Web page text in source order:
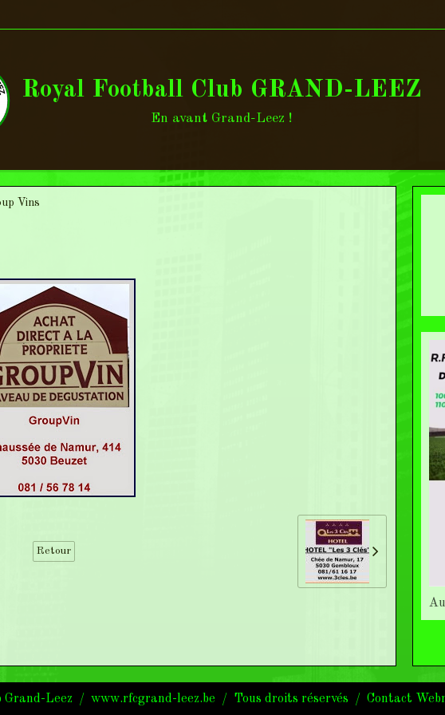
Royal Football Club GRAND-LEEZ
En avant Grand-Leez !
Vins
Retour
Grand-Leez / www.rfcgrand-leez.be / Tous droits réservés / Contact